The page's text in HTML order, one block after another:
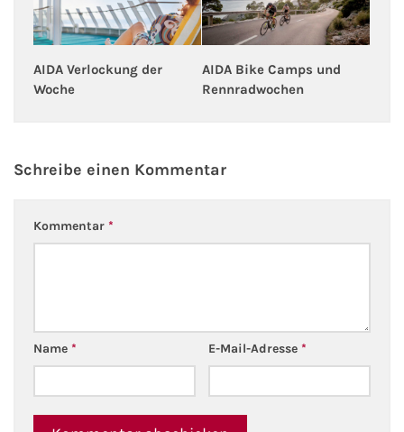
Fähre nach Litauen
Fähre nach Lettland
Kreuzfahrt-Newsletter
Kreuzfahrt-Quiz
Reiseversicherungen
AIDA Verlockung der
Woche
AIDA Bike Camps und
Rennradwochen
Schreibe einen Kommentar
Kommentar *
Name * E-Mail-Adresse *